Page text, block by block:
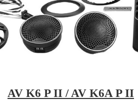
AV K6 P II / AV K6A P II